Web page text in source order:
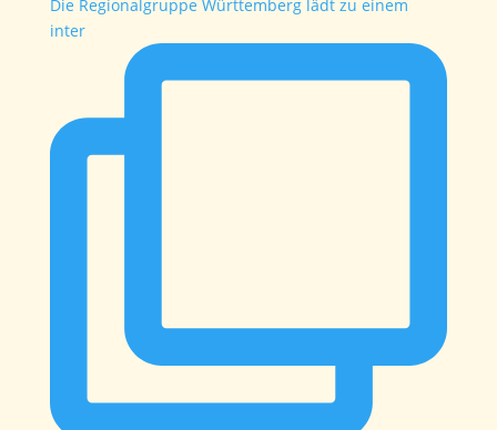
Die Regionalgruppe Württemberg lädt zu einem
inter